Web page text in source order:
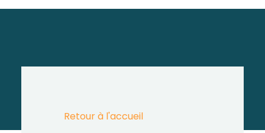
Retour à l'accueil